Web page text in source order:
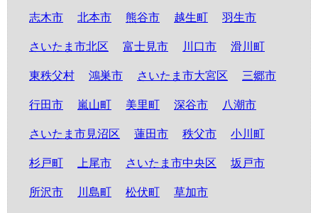
志木市 北本市 熊谷市 越生町 羽生市
さいたま市北区 富士見市 川口市 滑川町
東秩父村 鴻巣市 さいたま市大宮区 三郷市
行田市 嵐山町 美里町 深谷市 八潮市
さいたま市見沼区 蓮田市 秩父市 小川町
杉戸町 上尾市 さいたま市中央区 坂戸市
所沢市 川島町 松伏町 草加市